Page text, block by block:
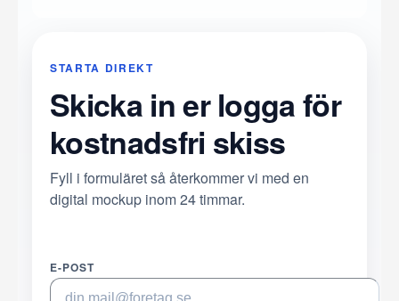
STARTA DIREKT
Skicka in er logga för
kostnadsfri skiss
Fyll i formuläret så återkommer vi med en
digital mockup inom 24 timmar.
E-POST